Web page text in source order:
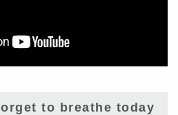
forget to breathe today